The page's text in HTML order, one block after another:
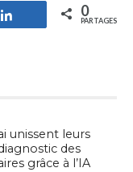
Partagez 0
PARTAGES
unissent leurs
des
grâce à l’IA